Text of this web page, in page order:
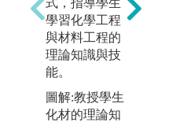
主題之學理以
及學習如何解
決實際的工程
問題。
圖解:實驗實作
實習
學習化學工程
與材料工程的
理論知識與技
能。
圖解:教授學生
化材的理論知